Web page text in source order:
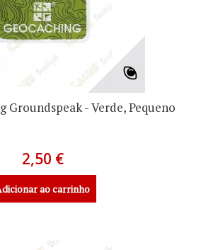
Groundspeak - Verde, Pequeno
2,50 €
ao carrinho